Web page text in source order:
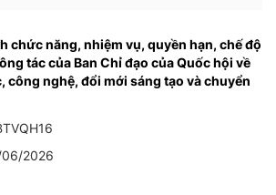
chức năng, nhiệm vụ, quyền hạn, chế độ
tác của Ban Chỉ đạo của Quốc hội về
công nghệ, đổi mới sáng tạo và chuyển
2026